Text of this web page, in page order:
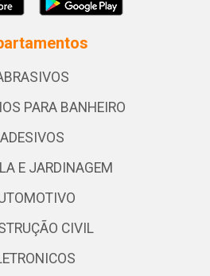
PARA BANHEIRO
ADESIVOS
E JARDINAGEM
CIVIL